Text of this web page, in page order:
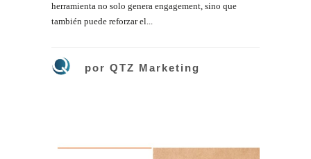
herramienta no solo genera engagement, sino que
también puede reforzar el...
por QTZ Marketing